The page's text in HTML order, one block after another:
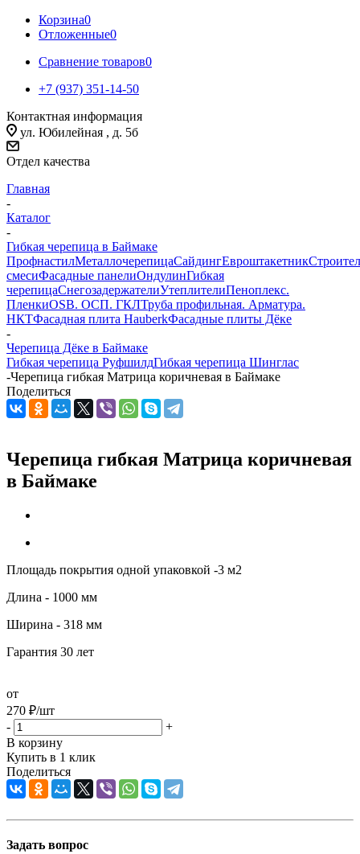
Корзина0
Отложенные0
Сравнение товаров0
+7 (937) 351-14-50
Контактная информация
ул. Юбилейная , д. 5б
Отдел качества
Главная
-
Каталог
-
Гибкая черепица в Баймаке
ПрофнастилМеталлочерепицаСайдингЕвроштакетник
смесиФасадные панелиОндулинГибкая
черепицаСнегозадержателиУтеплителиПеноплекс.
ПленкиOSB. ОСП. ГКЛТруба профильная. Арматура.
НКТФасадная плита HauberkФасадные плиты Дёке
-
Черепица Дёке в Баймаке
Гибкая черепица РуфшилдГибкая черепица Шинглас
-Черепица гибкая Матрица коричневая в Баймаке
Поделиться
Черепица гибкая Матрица коричневая
в Баймаке
Площадь покрытия одной упаковкой -3 м2
Длина - 1000 мм
Ширина - 318 мм
Гарантия 30 лет
от
270 ₽/шт
-
+
В корзину
Купить в 1 клик
Поделиться
Задать вопрос